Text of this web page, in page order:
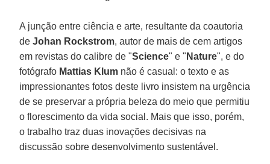
A junção entre ciência e arte, resultante da coautoria
deJohan Rockstrom, autor de mais de cem artigos
em revistas do calibre de "Science" e " Nature", e do
fotógrafo Mattias Klum não é casual: o texto e as
impressionantes fotos deste livro insistem na urgência
de se preservar a própria beleza do meio que permitiu
o florescimento da vida social. Mais que isso, porém,
o trabalho traz duas inovações decisivas na
discussão sobre desenvolvimento sustentável.